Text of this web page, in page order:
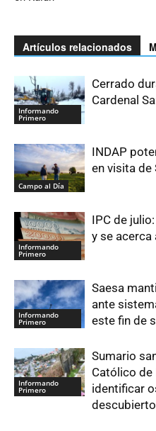
Artículos relacionados
Informando
Primero
Cerrado
Cardenal
Campo al Día
INDAP
en visita de
Informando
Primero
IPC de
y se acerca
Informando
Primero
Saesa
ante
este fin de
Informando
Primero
Sumario
Católico
identificar
descubierto